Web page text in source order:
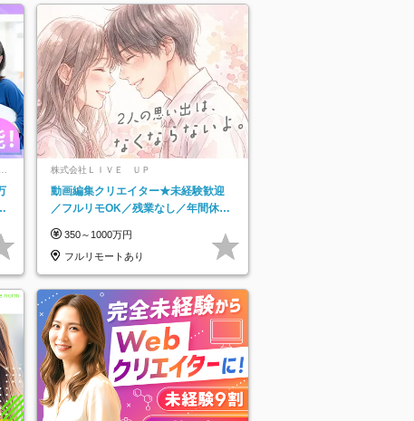
株式会社ＬＩＶＥ ＵＰ
動画編集クリエイター★未経験歓迎
／フルリモOK／残業なし／年間休日
実で安心
350～1000万円
フルリモートあり